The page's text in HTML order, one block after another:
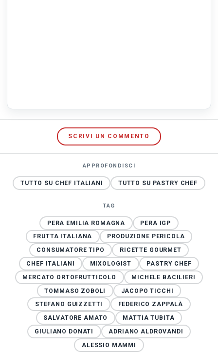
SCRIVI UN COMMENTO
APPROFONDISCI
TUTTO SU CHEF ITALIANI TUTTO SU PASTRY CHEF
TAG
PERA EMILIA ROMAGNA
PERA IGP
FRUTTA ITALIANA
PRODUZIONE PERICOLA
CONSUMATORE TIPO
RICETTE GOURMET
CHEF ITALIANI
MIXOLOGIST
PASTRY CHEF
MERCATO ORTOFRUTTICOLO
MICHELE BACILIERI
TOMMASO ZOBOLI
JACOPO TICCHI
STEFANO GUIZZETTI
FEDERICO ZAPPALÀ
SALVATORE AMATO
MATTIA TUBITA
GIULIANO DONATI
ADRIANO ALDROVANDI
ALESSIO MAMMI